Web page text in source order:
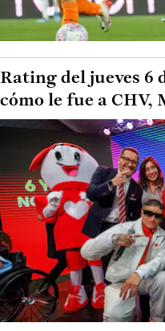
Rating del jueves 6
cómo le fue a CHV,